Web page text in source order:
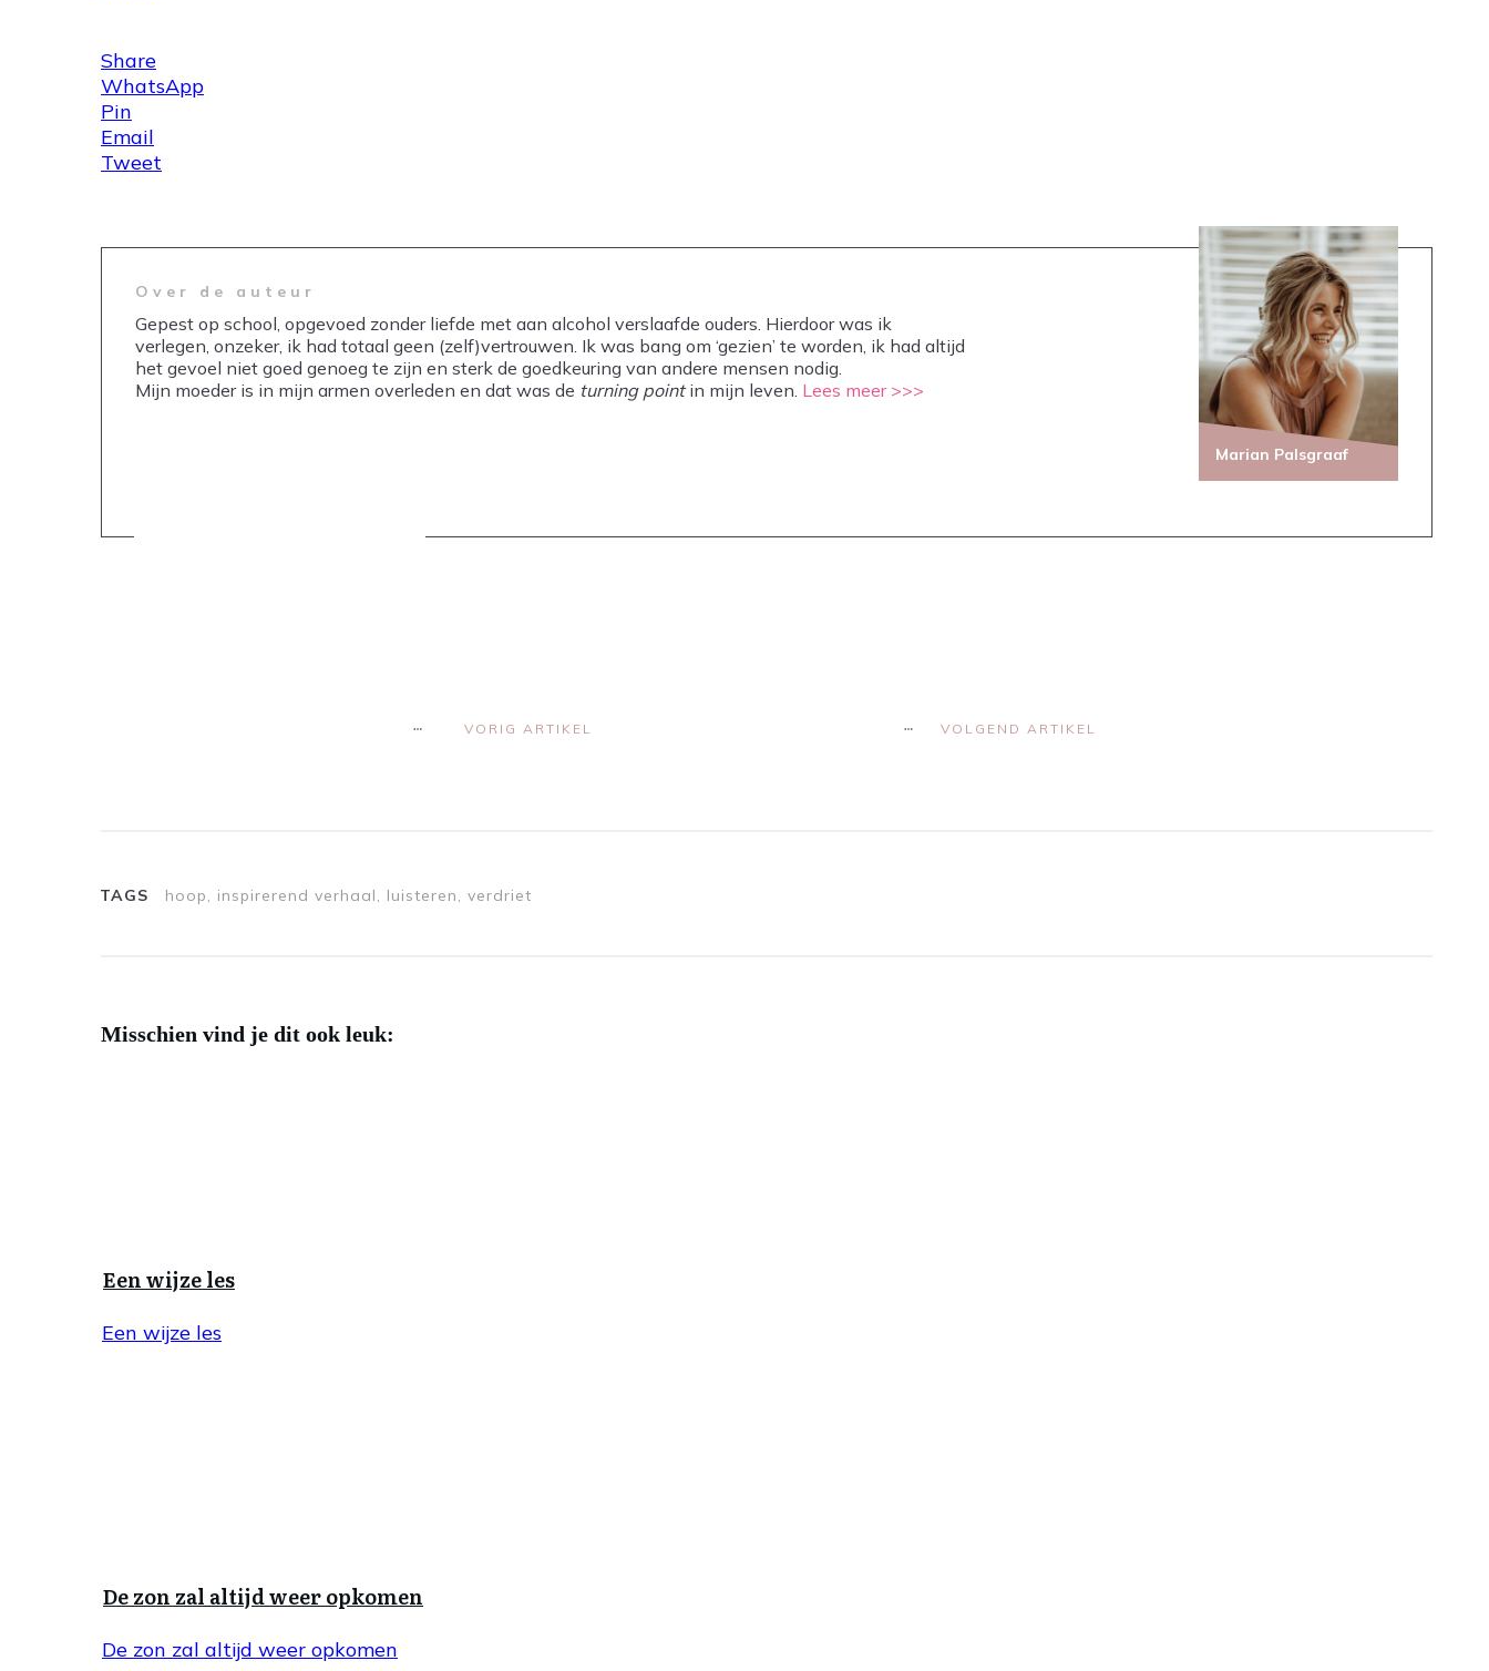
Share
WhatsApp
Pin
Email
Tweet
Over de auteur
Gepest op school, opgevoed zonder liefde met aan alcohol verslaafde ouders. Hierdoor was ik
verlegen, onzeker, ik had totaal geen (zelf)vertrouwen. Ik was bang om ‘gezien’ te worden, ik had altijd
het gevoel niet goed genoeg te zijn en sterk de goedkeuring van andere mensen nodig.
Mijn moeder is in mijn armen overleden en dat was de turning pointin mijn leven. Lees meer >>>
Marian Palsgraaf
VORIG ARTIKEL VOLGEND ARTIKEL
TAGS hoop, inspirerend verhaal, luisteren, verdriet
Misschien vind je dit ook leuk:
Een wijze les
Een wijze les
De zon zal altijd weer opkomen
De zon zal altijd weer opkomen